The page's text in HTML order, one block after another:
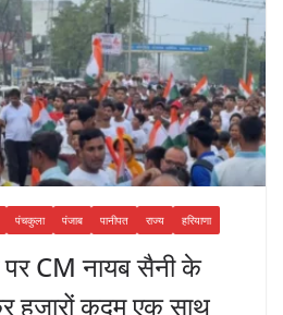
पंचकुला पंजाब पानीपत राज्य हरियाणा
CM नायब सैनी के
हजारों कदम एक साथ